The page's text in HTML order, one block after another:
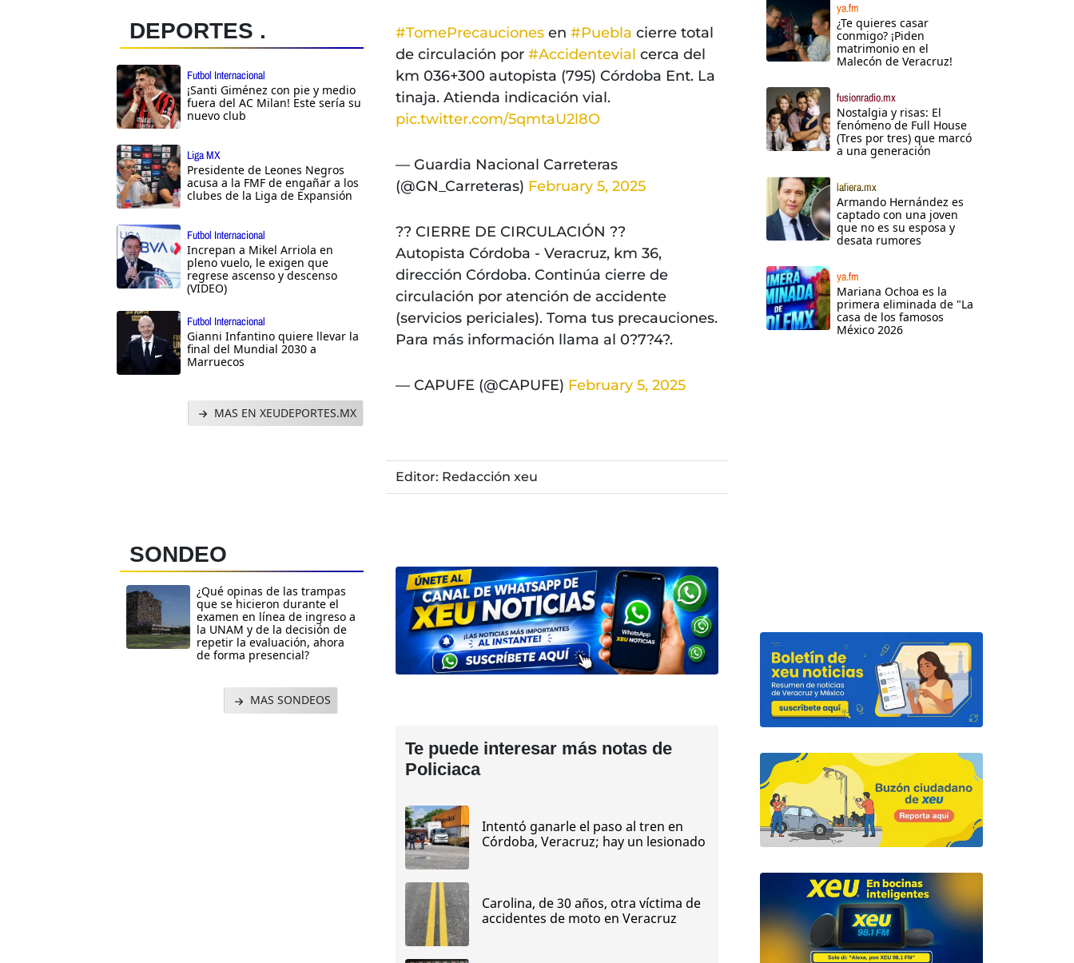
DEPORTES .
Futbol Internacional
¡Santi Giménez con pie y medio
fuera del AC Milan! Este sería su
nuevo club
Liga MX
Presidente de Leones Negros
acusa a la FMF de engañar a los
clubes de la Liga de Expansión
Futbol Internacional
Increpan a Mikel Arriola en
pleno vuelo, le exigen que
regrese ascenso y descenso
(VIDEO)
Futbol Internacional
Gianni Infantino quiere llevar la
final del Mundial 2030 a
Marruecos
MAS EN XEUDEPORTES.MX
SONDEO
¿Qué opinas de las trampas
que se hicieron durante el
examen en línea de ingreso a
la UNAM y de la decisión de
repetir la evaluación, ahora
de forma presencial?
MAS SONDEOS
#TomePrecaucionesen #Puebla cierre total
de circulación por #Accidentevial cerca del
km 036+300 autopista (795) Córdoba Ent. La
tinaja. Atienda indicación vial.
pic.twitter.com/5qmtaU2l8O
— Guardia Nacional Carreteras
(@GN_Carreteras) February 5, 2025
?? CIERRE DE CIRCULACIÓN ??
Autopista Córdoba - Veracruz, km 36,
dirección Córdoba. Continúa cierre de
circulación por atención de accidente
(servicios periciales). Toma tus precauciones.
Para más información llama al 0?7?4?.
— CAPUFE (@CAPUFE) February 5, 2025
Editor: Redacción xeu
Te puede interesar más notas de
Policiaca
Intentó ganarle el paso al tren en
Córdoba, Veracruz; hay un lesionado
Carolina, de 30 años, otra víctima de
accidentes de moto en Veracruz
ya.fm
¿Te quieres casar
conmigo? ¡Piden
matrimonio en el
Malecón de Veracruz!
fusionradio.mx
Nostalgia y risas: El
fenómeno de Full House
(Tres por tres) que marcó
a una generación
lafiera.mx
Armando Hernández es
captado con una joven
que no es su esposa y
desata rumores
ya.fm
Mariana Ochoa es la
primera eliminada de "La
casa de los famosos
México 2026